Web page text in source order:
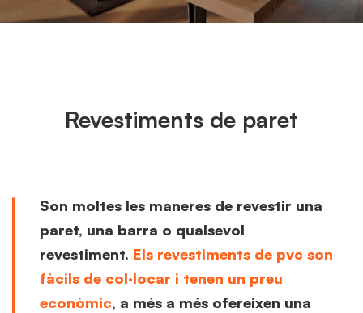
Revestiments de paret
Son moltes les maneres de revestir una
paret, una barra o qualsevol
revestiment. Els revestiments de pvc son
fàcils de col·locar i tenen un preu
econòmic, a més a més ofereixen una